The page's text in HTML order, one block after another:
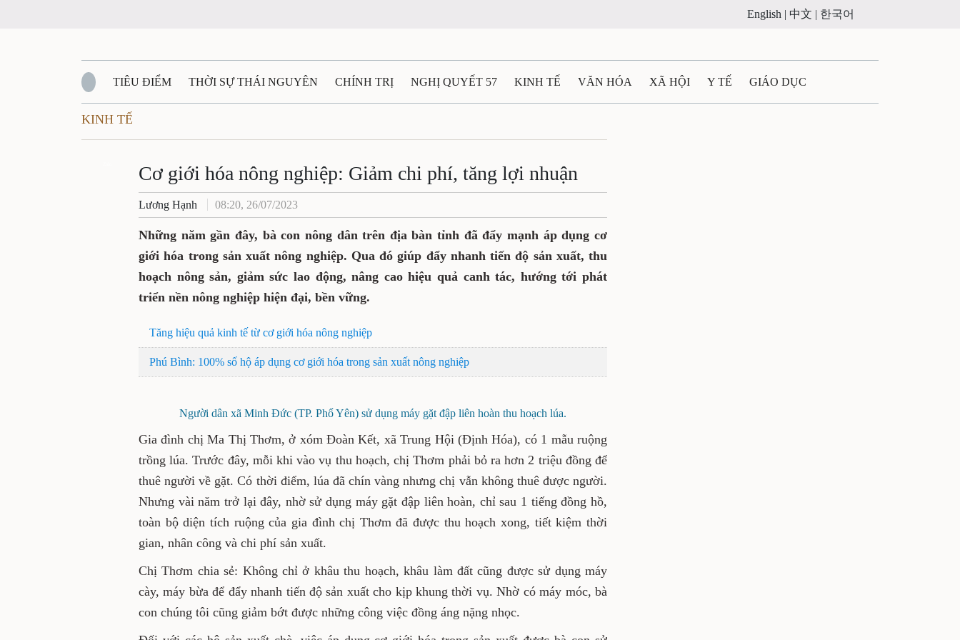
English | 中文 | 한국어
TIÊU ĐIỂM THỜI SỰ THÁI NGUYÊN CHÍNH TRỊ NGHỊ QUYẾT 57 KINH TẾ VĂN HÓA XÃ HỘI Y TẾ GIÁO DỤC
QUỐC PHÒNG - AN NINH
QUÊ HƯƠNG - ĐẤT NƯỚC QUỐC TẾ TÀI NGUYÊN - MÔI TRƯỜNG THỂ THAO THÔNG TIN - QUẢNG CÁO
VĂN BẢN, CHÍNH SÁCH MỚI VĂN NGHỆ THÁI NGUYÊN
KINH TẾ
Cơ giới hóa nông nghiệp: Giảm chi phí, tăng lợi nhuận
Lương Hạnh 08:20, 26/07/2023
Những năm gần đây, bà con nông dân trên địa bàn tỉnh đã đẩy mạnh áp dụng cơ
giới hóa trong sản xuất nông nghiệp. Qua đó giúp đẩy nhanh tiến độ sản xuất, thu
hoạch nông sản, giảm sức lao động, nâng cao hiệu quả canh tác, hướng tới phát
triển nền nông nghiệp hiện đại, bền vững.
Tăng hiệu quả kinh tế từ cơ giới hóa nông nghiệp
Phú Bình: 100% số hộ áp dụng cơ giới hóa trong sản xuất nông nghiệp
Người dân xã Minh Đức (TP. Phổ Yên) sử dụng máy gặt đập liên hoàn thu hoạch lúa.
Gia đình chị Ma Thị Thơm, ở xóm Đoàn Kết, xã Trung Hội (Định Hóa), có 1 mẫu ruộng
trồng lúa. Trước đây, mỗi khi vào vụ thu hoạch, chị Thơm phải bỏ ra hơn 2 triệu đồng để
thuê người về gặt. Có thời điểm, lúa đã chín vàng nhưng chị vẫn không thuê được người.
Nhưng vài năm trở lại đây, nhờ sử dụng máy gặt đập liên hoàn, chỉ sau 1 tiếng đồng hồ,
toàn bộ diện tích ruộng của gia đình chị Thơm đã được thu hoạch xong, tiết kiệm thời
gian, nhân công và chi phí sản xuất.
Chị Thơm chia sẻ: Không chỉ ở khâu thu hoạch, khâu làm đất cũng được sử dụng máy
cày, máy bừa để đẩy nhanh tiến độ sản xuất cho kịp khung thời vụ. Nhờ có máy móc, bà
con chúng tôi cũng giảm bớt được những công việc đồng áng nặng nhọc.